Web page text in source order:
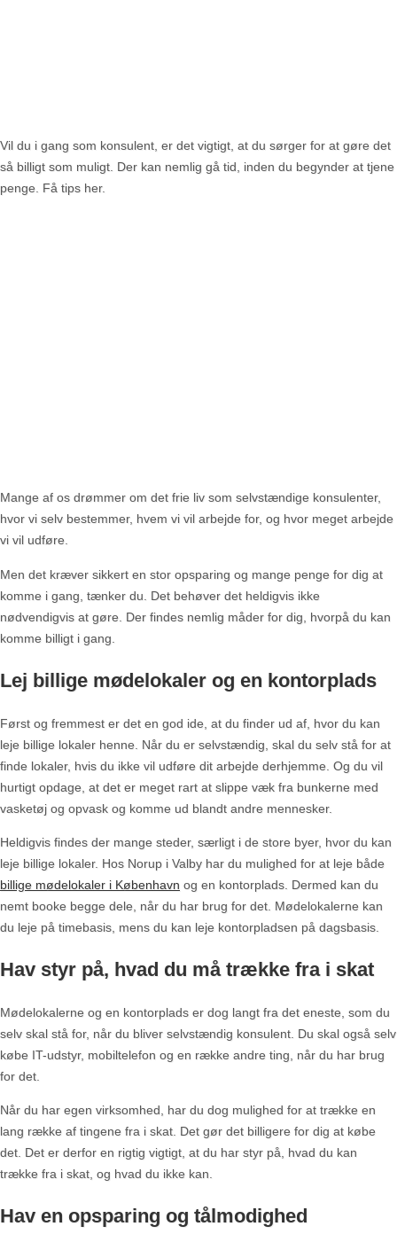
Vil du i gang som konsulent, er det vigtigt, at du sørger for at gøre det
så billigt som muligt. Der kan nemlig gå tid, inden du begynder at tjene
penge. Få tips her.
Mange af os drømmer om det frie liv som selvstændige konsulenter,
hvor vi selv bestemmer, hvem vi vil arbejde for, og hvor meget arbejde
vi vil udføre.
Men det kræver sikkert en stor opsparing og mange penge for dig at
komme i gang, tænker du. Det behøver det heldigvis ikke
nødvendigvis at gøre. Der findes nemlig måder for dig, hvorpå du kan
komme billigt i gang.
Lej billige mødelokaler og en kontorplads
Først og fremmest er det en god ide, at du finder ud af, hvor du kan
leje billige lokaler henne. Når du er selvstændig, skal du selv stå for at
finde lokaler, hvis du ikke vil udføre dit arbejde derhjemme. Og du vil
hurtigt opdage, at det er meget rart at slippe væk fra bunkerne med
vasketøj og opvask og komme ud blandt andre mennesker.
Heldigvis findes der mange steder, særligt i de store byer, hvor du kan
leje billige lokaler. Hos Norup i Valby har du mulighed for at leje både
billige mødelokaler i København og en kontorplads. Dermed kan du
nemt booke begge dele, når du har brug for det. Mødelokalerne kan
du leje på timebasis, mens du kan leje kontorpladsen på dagsbasis.
Hav styr på, hvad du må trække fra i skat
Mødelokalerne og en kontorplads er dog langt fra det eneste, som du
selv skal stå for, når du bliver selvstændig konsulent. Du skal også selv
købe IT-udstyr, mobiltelefon og en række andre ting, når du har brug
for det.
Når du har egen virksomhed, har du dog mulighed for at trække en
lang række af tingene fra i skat. Det gør det billigere for dig at købe
det. Det er derfor en rigtig vigtigt, at du har styr på, hvad du kan
trække fra i skat, og hvad du ikke kan.
Hav en opsparing og tålmodighed